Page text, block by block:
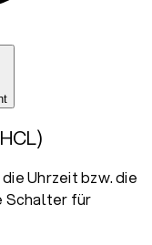
Uhrzeit bzw. die
Schalter für